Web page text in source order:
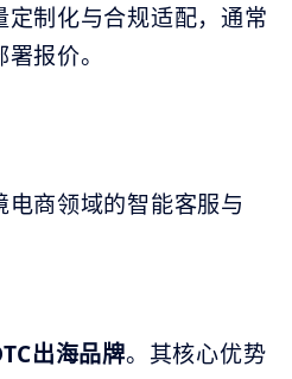
定制化与合规适配，通常
报价。
电商领域的智能客服与
出海品牌。其核心优势